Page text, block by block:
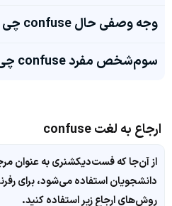
وجه وصفی حال confuse چی میشه؟
سوم‌شخص مفرد confuse چی میشه؟
ارجاع به لغت confuse
از آن‌جا که فست‌دیکشنری به عنوان
دانشجویان استفاده می‌شود، برای
روش‌های ارجاع زیر استفاده کنید.